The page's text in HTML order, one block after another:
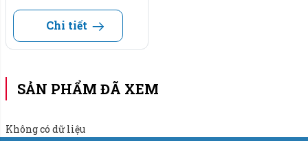
Chi tiết
SẢN PHẨM ĐÃ XEM
Không có dữ liệu